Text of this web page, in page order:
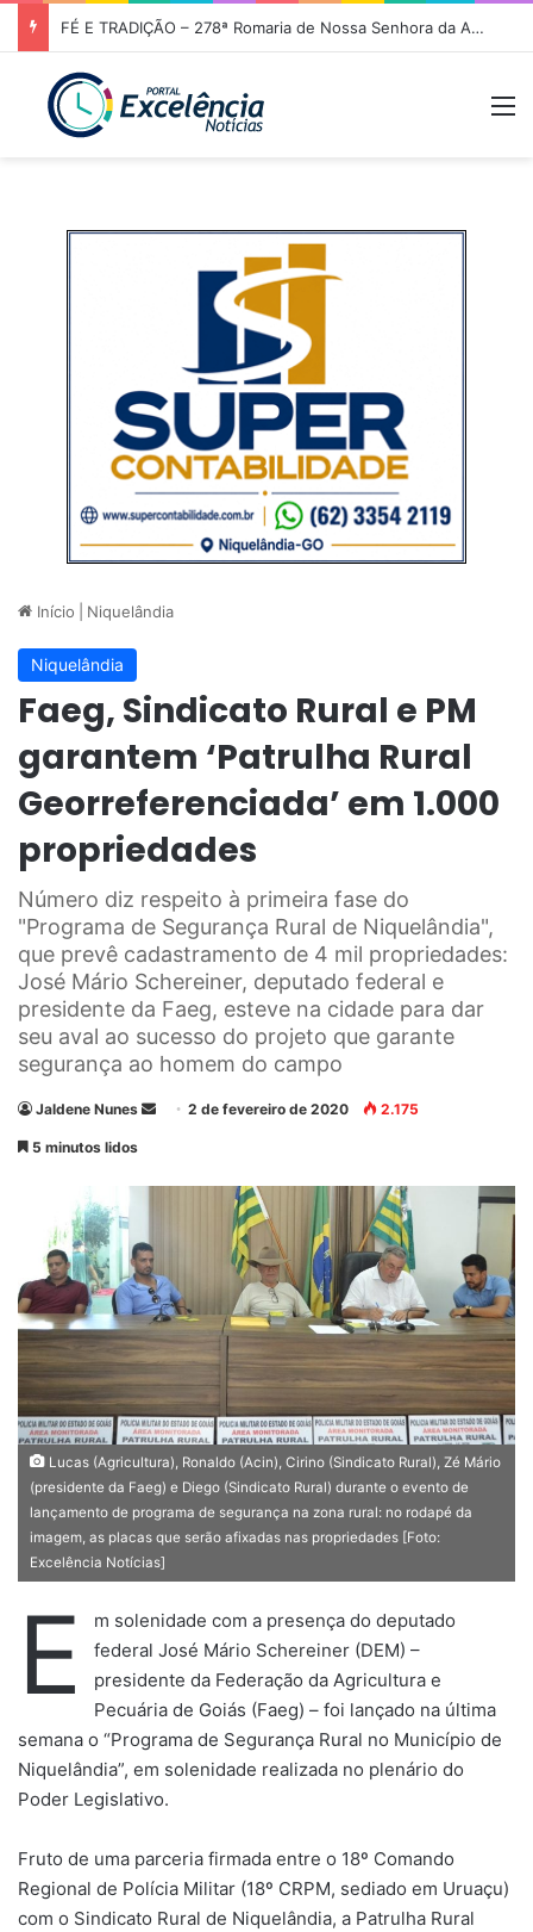
FÉ E TRADIÇÃO – 278ª Romaria de Nossa Senhora da Abadia do Muquém tem início em Niquelândia
Início Niquelândia
Niquelândia
Faeg, Sindicato Rural e PM
garantem ‘Patrulha Rural
Georreferenciada’ em 1.000
propriedades
Número diz respeito à primeira fase do
"Programa de Segurança Rural de Niquelândia",
que prevê cadastramento de 4 mil propriedades:
José Mário Schereiner, deputado federal e
presidente da Faeg, esteve na cidade para dar
seu aval ao sucesso do projeto que garante
segurança ao homem do campo
Jaldene Nunes
m
e
-
m
a
i
2 de fevereiro de 2020 2.175
5 minutos lidos
Lucas (Agricultura), Ronaldo (Acin), Cirino (Sindicato Rural), Zé Mário
(presidente da Faeg) e Diego (Sindicato Rural) durante o evento de
lançamento de programa de segurança na zona rural: no rodapé da
imagem, as placas que serão afixadas nas propriedades [Foto:
Excelência Notícias]
E
m solenidade com a presença do deputado
federal José Mário Schereiner (DEM) –
presidente da Federação da Agricultura e
Pecuária de Goiás (Faeg) – foi lançado na última
semana o “Programa de Segurança Rural no Município de
Niquelândia”, em solenidade realizada no plenário do
Poder Legislativo.
Fruto de uma parceria firmada entre o 18º Comando
Regional de Polícia Militar (18º CRPM, sediado em Uruaçu)
com o Sindicato Rural de Niquelândia, a Patrulha Rural